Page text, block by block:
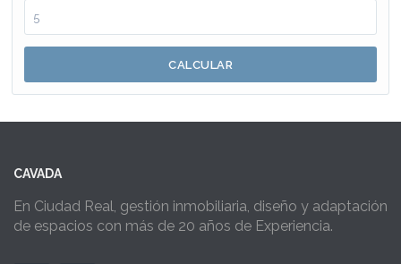
CALCULAR
CAVADA
En Ciudad Real, gestión inmobiliaria, diseño y adaptación
de espacios con más de 20 años de Experiencia.